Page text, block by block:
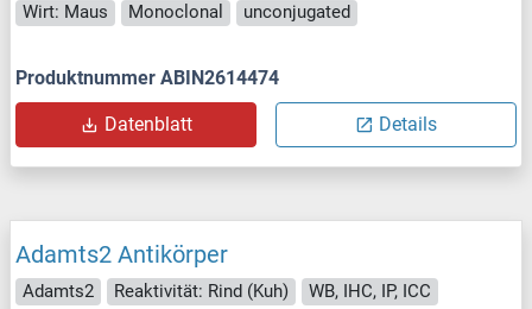
Wirt: Maus
Monoclonal unconjugated
Produktnummer ABIN2614474
Datenblatt Details
Adamts2 Antikörper
Adamts2 Reaktivität: Rind (Kuh)
WB, IHC, IP, ICC